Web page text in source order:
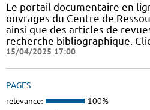
Le portail documentaire en
ouvrages du Centre de
ainsi que des articles de
recherche bibliographique.
15/04/2025 17:00
PAGES
relevance: 100%